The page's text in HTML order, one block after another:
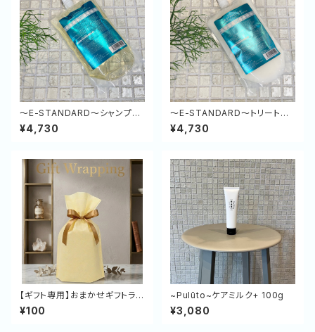
～E-STANDARD～シャンプー
ポジティブリペア（緑）500ml
(詰め替え)
¥4,730
～E-STANDARD～トリートメ
ント ポジティブリペア（緑） 500
g (詰め替え)
¥4,730
【ギフト専用】おまかせギフトラッ
ピング（一律100円）
¥100
~Pulūto~ケアミルク+ 100g
¥3,080